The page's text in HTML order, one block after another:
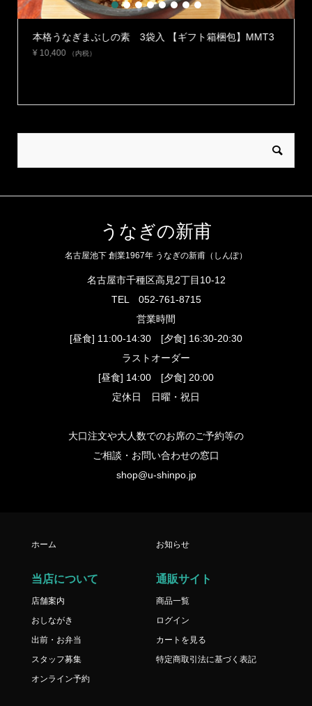
本格うなぎまぶしの素 3袋入 【ギフト箱梱包】MMT3
¥10,400 （内税）
1 2 3 4 5 6 7 8
うなぎの新甫
名古屋池下 創業1967年 うなぎの新甫（しんぽ）
名古屋市千種区高見2丁目10-12
TEL 052-761-8715
営業時間
[昼食] 11:00-14:30 [夕食] 16:30-20:30
ラストオーダー
[昼食] 14:00 [夕食] 20:00
定休日 日曜・祝日
大口注文や大人数でのお席のご予約等の
ご相談・お問い合わせの窓口
shop@u-shinpo.jp
ホーム お知らせ
当店について
店舗案内
おしながき
出前・お弁当
スタッフ募集
オンライン予約
通販サイト
商品一覧
ログイン
カートを見る
特定商取引法に基づく表記